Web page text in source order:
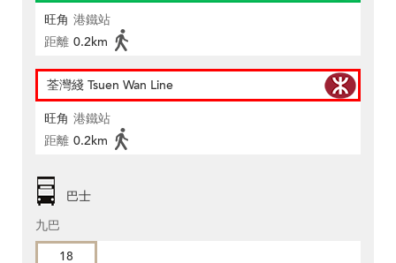
旺角 港鐵站
距離 0.2km
荃灣綫 Tsuen Wan Line
旺角 港鐵站
距離 0.2km
巴士
九巴
18